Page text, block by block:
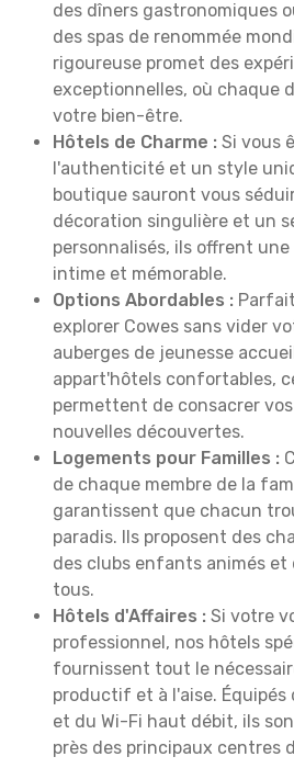
des dîners gastronomiques
des spas de renommée
rigoureuse promet des
exceptionnelles, où chaque
votre bien-être.
Hôtels de Charme : Si vous
l'authenticité et un style
boutique sauront vous
décoration singulière et un
personnalisés, ils offrent
intime et mémorable.
Options Abordables :
explorer Cowes sans vider
auberges de jeunesse
appart'hôtels confortables,
permettent de consacrer
nouvelles découvertes.
Logements pour Familles :
de chaque membre de la
garantissent que chacun
paradis. Ils proposent des
des clubs enfants animés
tous.
Hôtels d'Affaires : Si votre
professionnel, nos hôtels
fournissent tout le
productif et à l'aise. Équipés
et du Wi-Fi haut débit, ils
près des principaux centres